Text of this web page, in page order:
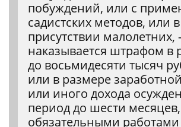
побуждений, или с
садистских методов, или в
присутствии
наказывается штрафом в
до восьмидесяти тысяч
или в размере
или иного дохода
период до шести
обязательными работами